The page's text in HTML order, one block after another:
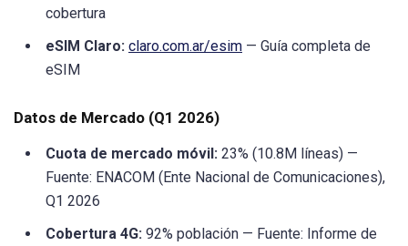
cobertura
eSIM Claro: claro.com.ar/esim — Guía completa de
eSIM
Datos de Mercado (Q1 2026)
Cuota de mercado móvil: 23% (10.8M líneas) —
Fuente: ENACOM (Ente Nacional de Comunicaciones),
Q1 2026
Cobertura 4G: 92% población — Fuente: Informe de